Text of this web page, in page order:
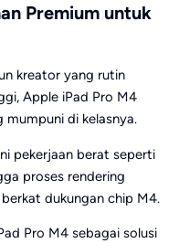
Premium untuk
kreator yang rutin
Apple iPad Pro M4
mumpuni di kelasnya.
pekerjaan berat seperti
proses rendering
dukungan chip M4.
Pro M4 sebagai solusi